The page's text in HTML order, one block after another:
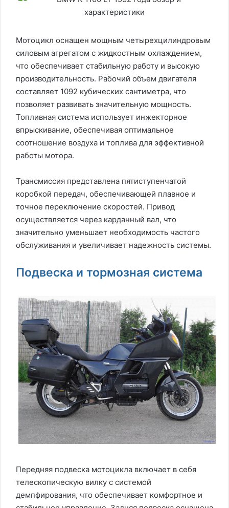
Мотоцикл оснащен мощным четырехцилиндровым
силовым агрегатом с жидкостным охлаждением,
что обеспечивает стабильную работу и высокую
производительность. Рабочий объем двигателя
составляет 1092 кубических сантиметра, что
позволяет развивать значительную мощность.
Топливная система использует инжекторное
впрыскивание, обеспечивая оптимальное
соотношение воздуха и топлива для эффективной
работы мотора.
Трансмиссия представлена пятиступенчатой
коробкой передач, обеспечивающей плавное и
точное переключение скоростей. Привод
осуществляется через карданный вал, что
значительно уменьшает необходимость частого
обслуживания и увеличивает надежность системы.
Подвеска и тормозная система
Передняя подвеска мотоцикла включает в себя
телескопическую вилку с системой
демпфирования, что обеспечивает комфортное и